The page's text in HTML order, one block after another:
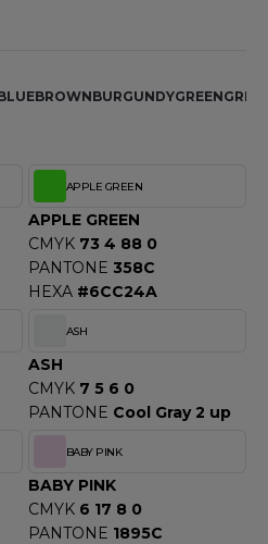
BROWNBURGUNDYGREENGREY
APPLE GREEN
APPLE GREEN
CMYK 73 4 88 0
PANTONE 358C
HEXA #6CC24A
ASH
ASH
CMYK 7 5 6 0
PANTONE Cool Gray 2 up
BABY PINK
BABY PINK
CMYK 6 17 8 0
PANTONE 1895C